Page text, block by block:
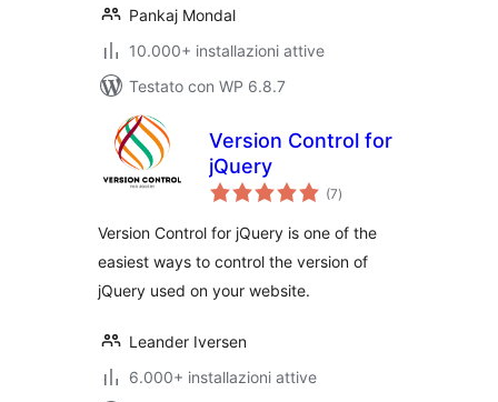
Pankaj Mondal
10.000+ installazioni attive
Testato con WP 6.8.7
Version Control for
jQuery
(7valutazioni
totali
)
Version Control for jQuery is one of the
easiest ways to control the version of
jQuery used on your website.
Leander Iversen
6.000+ installazioni attive